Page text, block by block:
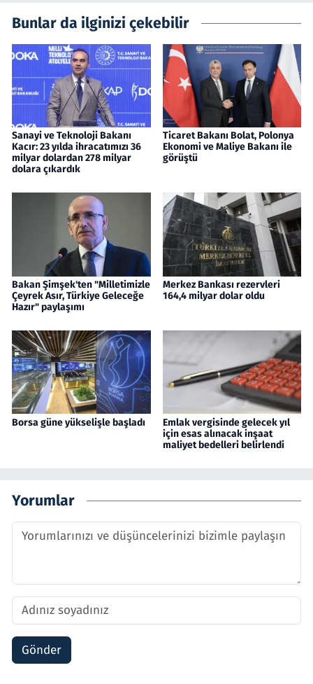
Bunlar da ilginizi çekebilir
Sanayi ve Teknoloji Bakanı
Kacır: 23 yılda ihracatımızı 36
milyar dolardan 278 milyar
dolara çıkardık
Ticaret Bakanı Bolat, Polonya
Ekonomi ve Maliye Bakanı ile
görüştü
Bakan Şimşek'ten "Milletimizle
Çeyrek Asır, Türkiye Geleceğe
Hazır" paylaşımı
Merkez Bankası rezervleri
164,4 milyar dolar oldu
Borsa güne yükselişle başladı
Emlak vergisinde gelecek yıl
için esas alınacak inşaat
maliyet bedelleri belirlendi
Yorumlar
Gönder